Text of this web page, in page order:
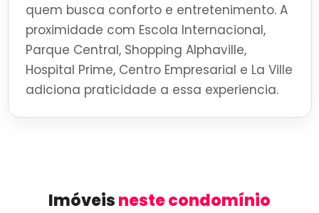
quem busca conforto e entretenimento. A
proximidade com Escola Internacional,
Parque Central, Shopping Alphaville,
Hospital Prime, Centro Empresarial e La Ville
adiciona praticidade a essa experiencia.
Imóveisneste condomínio